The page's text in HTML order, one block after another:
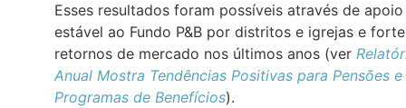
Esses resultados foram possíveis através de apoio
estável ao Fundo P&B por distritos e igrejas e
retornos de mercado nos últimos anos (ver
Anual Mostra Tendências Positivas para Pensões e
Programas de Benefícios).